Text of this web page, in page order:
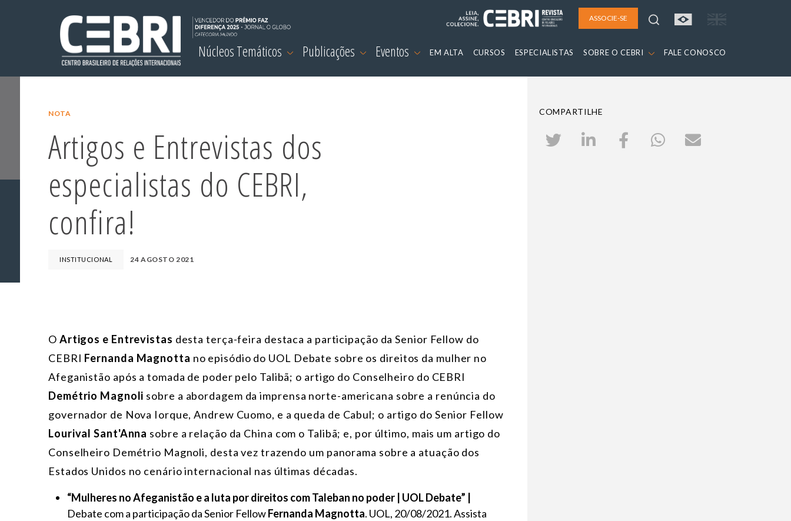
ASSOCIE-SE
Núcleos Temáticos Publicações Eventos EM ALTA CURSOS ESPECIALISTAS SOBRE O CEBRI FALE CONOSCO
NOTA
Artigos e Entrevistas dos
especialistas do CEBRI,
confira!
INSTITUCIONAL 24 AGOSTO 2021
O Artigos e Entrevistas desta terça-feira destaca a participação da Senior Fellow do
CEBRI Fernanda Magnotta no episódio do UOL Debate sobre os direitos da mulher no
Afeganistão após a tomada de poder pelo Talibã; o artigo do Conselheiro do CEBRI
Demétrio Magnoli sobre a abordagem da imprensa norte-americana sobre a renúncia do
governador de Nova Iorque, Andrew Cuomo, e a queda de Cabul; o artigo do Senior Fellow
Lourival Sant'Anna sobre a relação da China com o Talibã; e, por último, mais um artigo do
Conselheiro Demétrio Magnoli, desta vez trazendo um panorama sobre a atuação dos
Estados Unidos no cenário internacional nas últimas décadas.
“Mulheres no Afeganistão e a luta por direitos com Taleban no poder | UOL Debate” |
Debate com a participação da Senior FellowFernanda Magnotta. UOL, 20/08/2021. Assista
COMPARTILHE